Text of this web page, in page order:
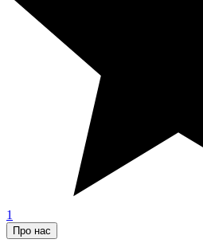
1
Про нас